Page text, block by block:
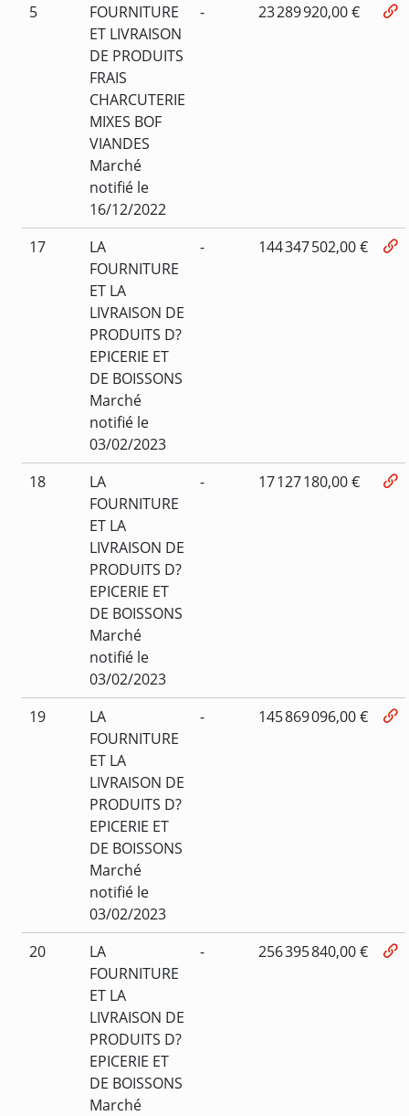
5
FOURNITURE
ET LIVRAISON
DE PRODUITS
FRAIS
CHARCUTERIE
MIXES BOF
VIANDES
Marché
notifié le
16/12/2022
- 23 289 920,00 €
17
LA
FOURNITURE
ET LA
LIVRAISON DE
PRODUITS D?
EPICERIE ET
DE BOISSONS
Marché
notifié le
03/02/2023
- 144 347 502,00 €
18
LA
FOURNITURE
ET LA
LIVRAISON DE
PRODUITS D?
EPICERIE ET
DE BOISSONS
Marché
notifié le
03/02/2023
- 17 127 180,00 €
19
LA
FOURNITURE
ET LA
LIVRAISON DE
PRODUITS D?
EPICERIE ET
DE BOISSONS
Marché
notifié le
03/02/2023
- 145 869 096,00 €
20
LA
FOURNITURE
ET LA
LIVRAISON DE
PRODUITS D?
EPICERIE ET
DE BOISSONS
Marché
- 256 395 840,00 €